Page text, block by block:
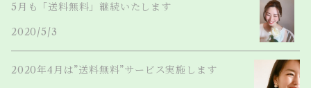
5月も「送料無料」継続いたします
2020/5/3
2020年4月は”送料無料”サービス実施します